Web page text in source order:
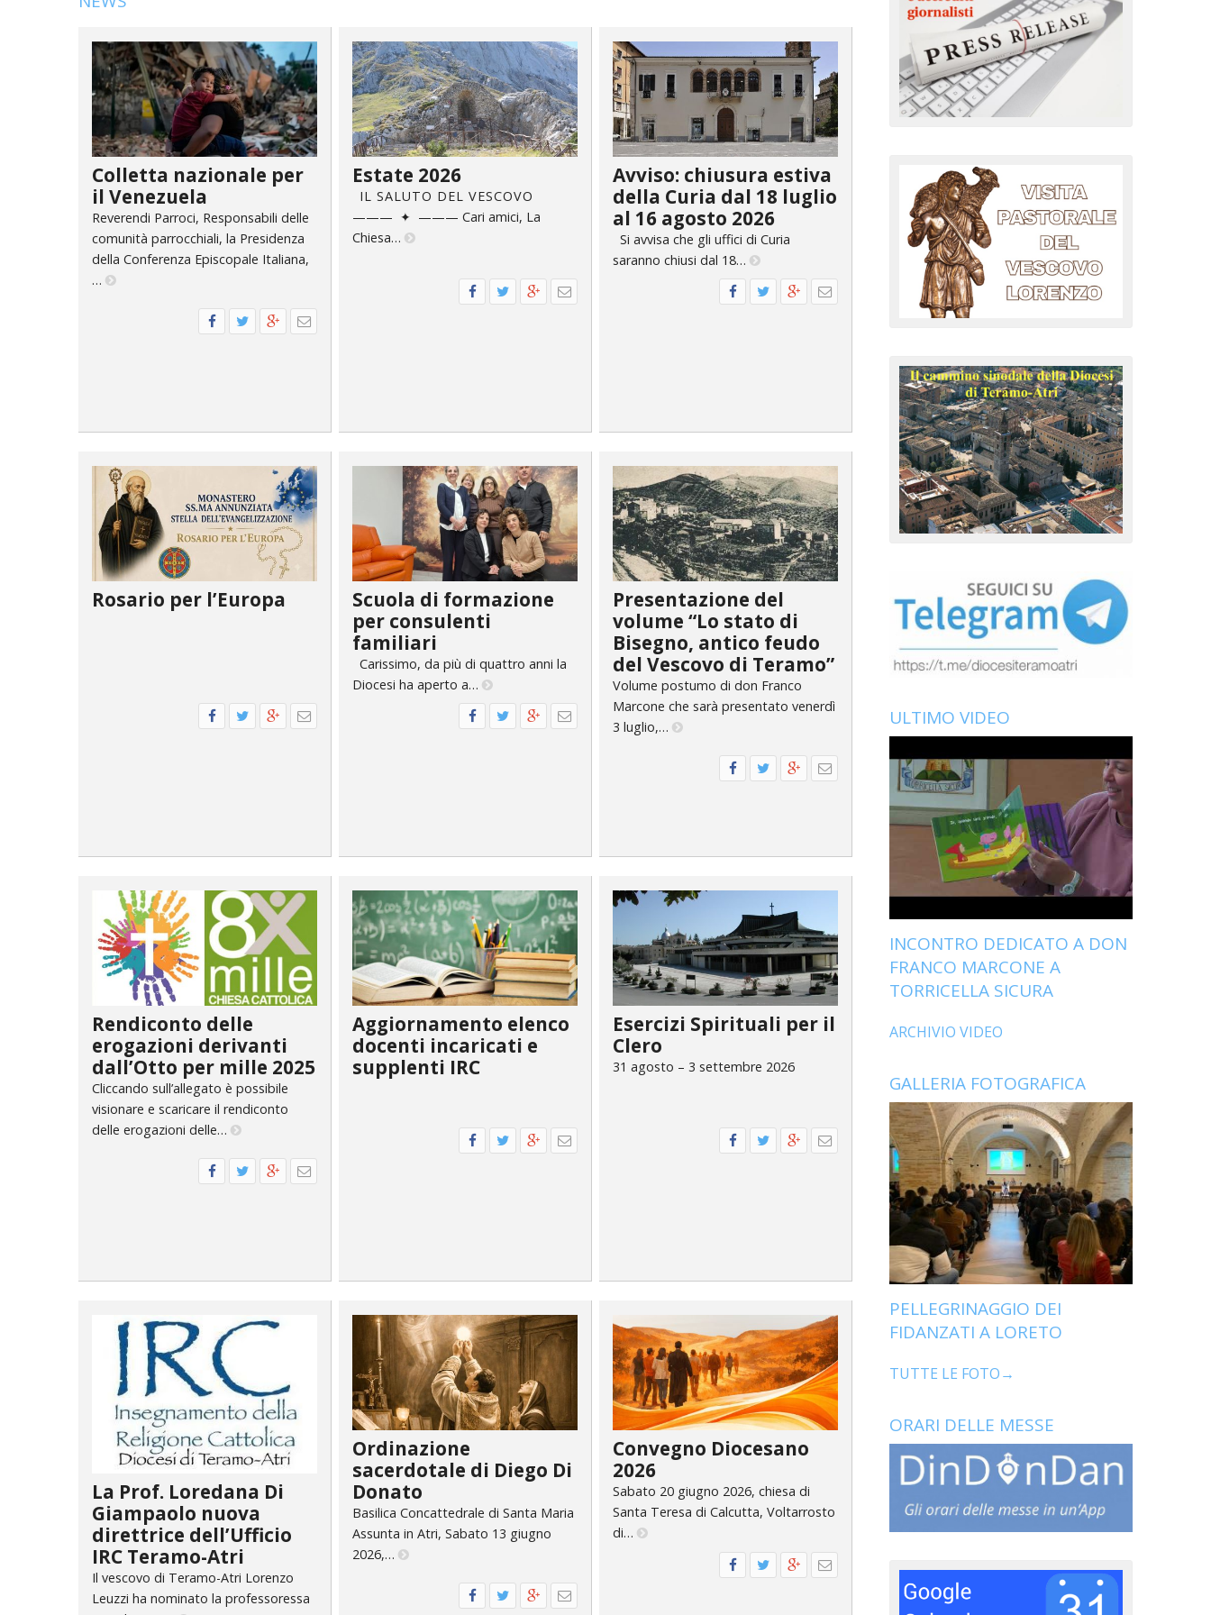
EVANGELIZZAZIONE DELLA CULTURA
PASTORALE SCOLASTICA
PASTORALE UNIVERSITARIA
INSEGNAMENTO RELIGIONE CATTOLICA
UFFICIO LITURGICO
MIGRANTES
PASTORALE DELLA FAMIGLIA
PROBLEMI SOCIALI E LAVORO
PROMOZIONE E SOSTEGNO ECONOMICO ALLA CHIESA CATTOLICA
UFFICIO PER I PELLEGRINAGGI
UFFICIO PER LO SPORT
UFFICIO TURISMO E TEMPO LIBERO
TUTELA DEI MINORI E DELLE PERSONE VULNERABILI
TRIBUNALE ECCLESIASTICO DIOCESANO APRUTINO
Colletta nazionale per
il Venezuela
Reverendi Parroci, Responsabili delle
comunità parrocchiali, la Presidenza
della Conferenza Episcopale Italiana,
…
Estate 2026
I L S A L U T O D E L V E S C O V O
——— ✦ ——— Cari amici, La
Chiesa…
Avviso: chiusura estiva
della Curia dal 18 luglio
al 16 agosto 2026
Si avvisa che gli uffici di Curia
saranno chiusi dal 18…
Rosario per l’Europa
Scuola di formazione
per consulenti
familiari
Carissimo, da più di quattro anni la
Diocesi ha aperto a…
Presentazione del
volume “Lo stato di
Bisegno, antico feudo
del Vescovo di Teramo”
Volume postumo di don Franco
Marcone che sarà presentato venerdì
3 luglio,…
Rendiconto delle
erogazioni derivanti
dall’Otto per mille 2025
Cliccando sull’allegato è possibile
visionare e scaricare il rendiconto
delle erogazioni delle…
Aggiornamento elenco
docenti incaricati e
supplenti IRC
Esercizi Spirituali per il
Clero
31 agosto – 3 settembre 2026
La Prof. Loredana Di
Giampaolo nuova
direttrice dell’Ufficio
IRC Teramo-Atri
Il vescovo di Teramo-Atri Lorenzo
Leuzzi ha nominato la professoressa
Ordinazione
sacerdotale di Diego Di
Donato
Basilica Concattedrale di Santa Maria
Assunta in Atri, Sabato 13 giugno
2026,…
Convegno Diocesano
2026
Sabato 20 giugno 2026, chiesa di
Santa Teresa di Calcutta, Voltarrosto
di…
ULTIMO VIDEO
INCONTRO DEDICATO A DON
FRANCO MARCONE A
TORRICELLA SICURA
ARCHIVIO VIDEO
GALLERIA FOTOGRAFICA
PELLEGRINAGGIO DEI
FIDANZATI A LORETO
TUTTE LE FOTO→
ORARI DELLE MESSE